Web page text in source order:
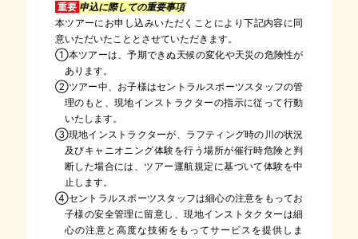
重要 申込に際しての重要事項
本ツアーにお申し込みいただくことにより下記内容に同
意いただいたこととさせていただきます。
①本ツアーは、予期できぬ天候の変化や天災の危険性が
あります。
②ツアー中、お子様はセントラルスポーツスタッフの管
理のもと、現地インストラクターの指示に従って行動
いたします。
③現地インストラクターが、ラフティング時の川の状況
及びキャニオニング体験を行う場所が催行時危険と判
断した場合には、ツアー運航規定に基づいて体験を中
止します。
④セントラルスポーツスタッフは細心の注意をもってお
子様の安全管理に留意し、現地インストタクターは細
心の注意と高度な技術をもってサービスを提供しま